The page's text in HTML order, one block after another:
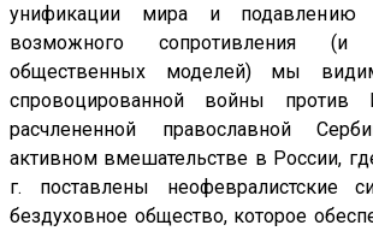
унификации мира и
возможного сопротивления (и
общественных моделей) мы
спровоцированной войны против
расчлененной православной
активном вмешательстве в России,
г. поставлены неофевралистские
бездуховное общество, которое